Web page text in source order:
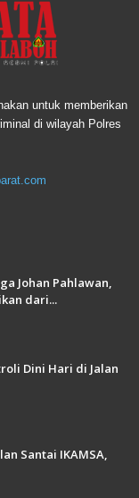
untuk memberikan
di wilayah Polres
Johan Pahlawan,
dari...
Dini Hari di Jalan
Santai IKAMSA,